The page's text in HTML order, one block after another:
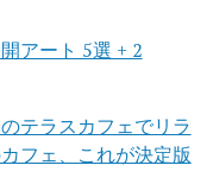
アート 5選 + 2
テラスカフェでリラ
フェ、これが決定版